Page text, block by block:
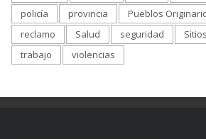
policía
provincia Pueblos
reclamo
Salud seguridad Sitios
trabajo
violencias